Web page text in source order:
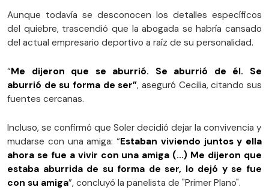
Aunque todavía se desconocen los detalles específicos
del quiebre, trascendió que la abogada se habría cansado
del actual empresario deportivo a raíz de su personalidad.
“Me dijeron que se aburrió. Se aburrió de él. Se
aburrió de su forma de ser”, aseguró Cecilia, citando sus
fuentes cercanas.
Incluso, se confirmó que Soler decidió dejar la convivencia y
mudarse con una amiga: “Estaban viviendo juntos y ella
ahora se fue a vivir con una amiga (...) Me dijeron que
estaba aburrida de su forma de ser, lo dejó y se fue
con su amiga”, concluyó la panelista de "Primer Plano".